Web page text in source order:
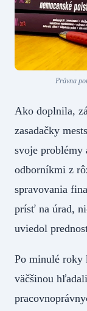
Právna
Ako doplnila,
zasadačky
svoje problémy
odborníkmi z
spravovania
prísť na úrad,
uviedol
Po minulé roky
väčšinou